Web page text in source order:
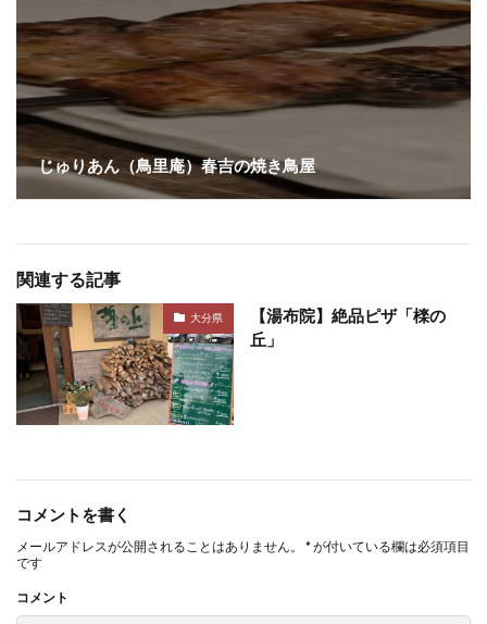
じゅりあん（鳥里庵）春吉の焼き鳥屋
関連する記事
大分県
【湯布院】絶品ピザ「檪の
丘」
コメントを書く
メールアドレスが公開されることはありません。 *が付いている欄は必須項目
です
コメント